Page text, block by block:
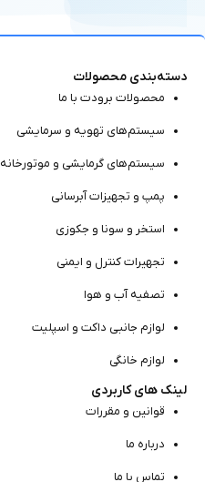
دسته‌بندی محصولات
محصولات برودت با ما
سیستم‌های تهویه و سرمایشی
سیستم‌های گرمایشی و موتور‌خانه
پمپ و تجهیزات آبرسانی
استخر و سونا و جکوزی
تجهیرات کنترل و ایمنی
تصفیه آب و هوا
لوازم جانبی داکت و اسپلیت
لوازم خانگی
لینک های کاربردی
قوانین و مقررات
درباره ما
تماس با ما